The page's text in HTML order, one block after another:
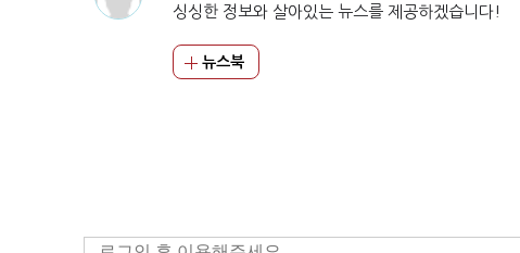
싱싱한 정보와 살아있는 뉴스를 제공하겠습니다!
뉴스북